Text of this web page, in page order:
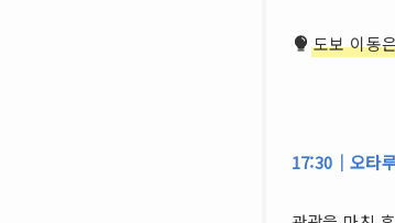
도보 이동
17:30｜오타